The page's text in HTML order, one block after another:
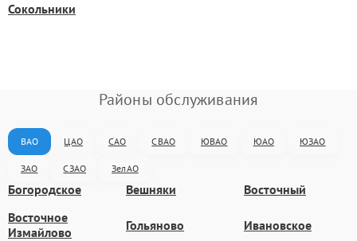
Сокольники
Районы обслуживания
ВАО ЦАО САО СВАО ЮВАО ЮАО ЮЗАО
ЗАО СЗАО ЗелАО
Богородское Вешняки
Восточный
Восточное
Измайлово
Гольяново Ивановское